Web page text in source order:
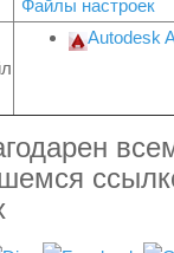
Файлы настроек
Autodesk